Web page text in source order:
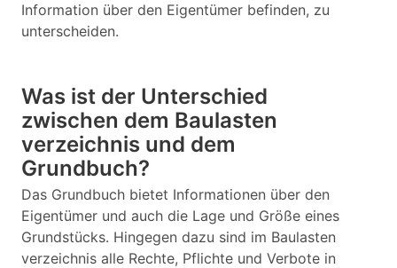
Information über den Eigentümer befinden, zu
unterscheiden.
Was ist der Unterschied
zwischen dem Baulasten
verzeichnis und dem
Grundbuch?
Das Grundbuch bietet Informationen über den
Eigentümer und auch die Lage und Größe eines
Grundstücks. Hingegen dazu sind im Baulasten
verzeichnis alle Rechte, Pflichte und Verbote in